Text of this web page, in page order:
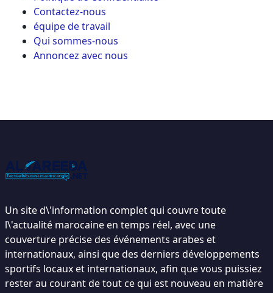
Contactez-nous
équipe de travail
Qui sommes-nous
Annoncez avec nous
Un site d\'information complet qui couvre toute
l\'actualité marocaine en temps réel, avec une
couverture précise des événements arabes et
internationaux, ainsi que des derniers développements
sportifs locaux et internationaux, afin que vous puissiez
rester au courant de tout ce qui est nouveau en matière